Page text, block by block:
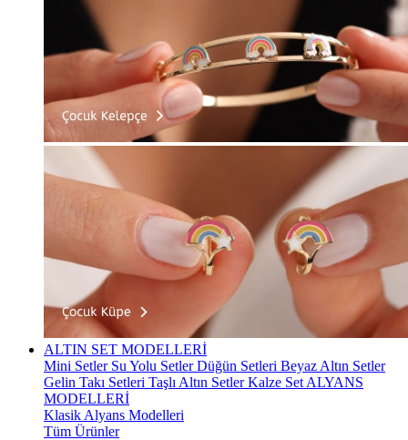
ALTIN SET MODELLERİ
Mini Setler Su Yolu SetlerDüğün Setleri Beyaz Altın Setler
Gelin Takı Setleri Taşlı Altın SetlerKalze Set ALYANS
MODELLERİ
Klasik Alyans Modelleri
Tüm Ürünler